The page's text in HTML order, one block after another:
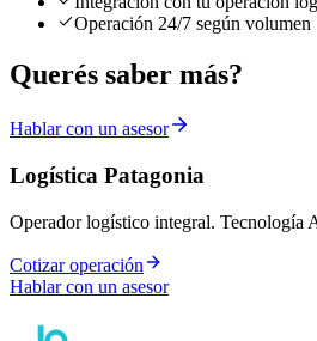
Operación 24/7 según volumen
Querés saber más?
Hablar con un asesor
Logística Patagonia
Operador logístico integral. Tecnología
Cotizar operación
Hablar con un asesor